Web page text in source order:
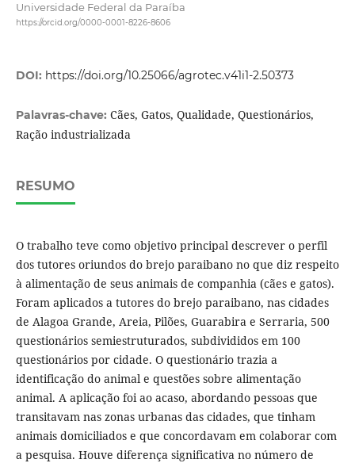
Universidade Federal da Paraíba
https://orcid.org/0000-0001-8226-8606
DOI: https://doi.org/10.25066/agrotec.v41i1-2.50373
Palavras-chave: Cães, Gatos, Qualidade, Questionários,
Ração industrializada
RESUMO
O trabalho teve como objetivo principal descrever o perfil
dos tutores oriundos do brejo paraibano no que diz respeito
à alimentação de seus animais de companhia (cães e gatos).
Foram aplicados a tutores do brejo paraibano, nas cidades
de Alagoa Grande, Areia, Pilões, Guarabira e Serraria, 500
questionários semiestruturados, subdivididos em 100
questionários por cidade. O questionário trazia a
identificação do animal e questões sobre alimentação
animal. A aplicação foi ao acaso, abordando pessoas que
transitavam nas zonas urbanas das cidades, que tinham
animais domiciliados e que concordavam em colaborar com
a pesquisa. Houve diferença significativa no número de